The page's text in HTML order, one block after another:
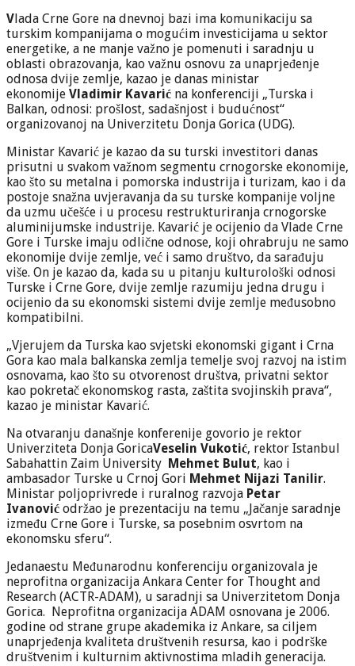
V lada Crne Gore na dnevnoj bazi ima komunikaciju sa
turskim kompanijama o mogućim investicijama u sektor
energetike, a ne manje važno je pomenuti i saradnju u
oblasti obrazovanja, kao važnu osnovu za unaprjeđenje
odnosa dvije zemlje, kazao je danas ministar
ekonomije Vladimir Kavarić na konferenciji „Turska i
Balkan, odnosi: prošlost, sadašnjost i budućnost“
organizovanoj na Univerzitetu Donja Gorica (UDG).
Ministar Kavarić je kazao da su turski investitori danas
prisutni u svakom važnom segmentu crnogorske ekonomije,
kao što su metalna i pomorska industrija i turizam, kao i da
postoje snažna uvjeravanja da su turske kompanije voljne
da uzmu učešće i u procesu restrukturiranja crnogorske
aluminijumske industrije. Kavarić je ocijenio da Vlade Crne
Gore i Turske imaju odlične odnose, koji ohrabruju ne samo
ekonomije dvije zemlje, već i samo društvo, da sarađuju
više. On je kazao da, kada su u pitanju kulturološki odnosi
Turske i Crne Gore, dvije zemlje razumiju jedna drugu i
ocijenio da su ekonomski sistemi dvije zemlje međusobno
kompatibilni.
„Vjerujem da Turska kao svjetski ekonomski gigant i Crna
Gora kao mala balkanska zemlja temelje svoj razvoj na istim
osnovama, kao što su otvorenost društva, privatni sektor
kao pokretač ekonomskog rasta, zaštita svojinskih prava“,
kazao je ministar Kavarić.
Na otvaranju današnje konferenije govorio je rektor
Univerziteta Donja GoricaVeselin Vukotić, rektor Istanbul
Sabahattin Zaim University Mehmet Bulut, kao i
ambasador Turske u Crnoj Gori Mehmet Nijazi Tanilir.
Ministar poljoprivrede i ruralnog razvoja Petar
Ivanović održao je prezentaciju na temu „Jačanje saradnje
između Crne Gore i Turske, sa posebnim osvrtom na
ekonomsku sferu“.
Jedanaestu Međunarodnu konferenciju organizovala je
neprofitna organizacija Ankara Center for Thought and
Research (ACTR-ADAM), u saradnji sa Univerzitetom Donja
Gorica. Neprofitna organizacija ADAM osnovana je 2006.
godine od strane grupe akademika iz Ankare, sa ciljem
unaprjeđenja kvaliteta društvenih resursa, kao i podrške
društvenim i kulturnim aktivnostima mladih generacija.